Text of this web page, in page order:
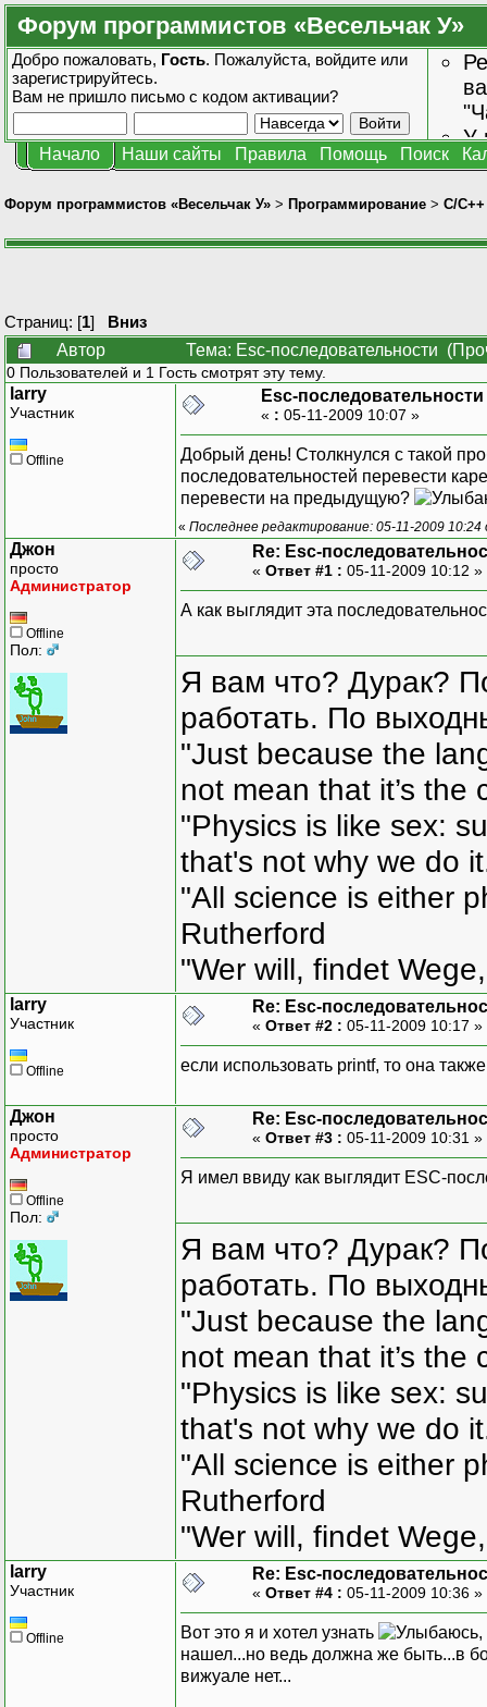
Форум программистов «Весельчак У»
Добро пожаловать, Гость. Пожалуйста, войдите или
зарегистрируйтесь.
Вам не пришло письмо с кодом активации?
У
Начало Наши сайты Правила Помощь Поиск
Форум программистов «Весельчак У» > Программирование > C/C++
Страниц: [1] Вниз
Автор
Тема: Esc-последовательности
0 Пользователей и 1 Гость смотрят эту тему.
larry
Участник
Offline
Esc-последовательности
« : 05-11-2009 10:07 »
Добрый день! Столкнулся с такой
последовательностей перевести
перевести на предыдущую?
« Последнее редактирование: 05-11-2009 10:24
Джон
просто
Администратор
Offline
Пол:
Re: Esc-
« Ответ #1 : 05-11-2009 10:12 »
А как выглядит эта
Я вам что? Дурак?
работать. По
"Just because the
not mean that it’s the
"Physics is like sex:
that's not why we do
"All science is either
Rutherford
"Wer will, findet
larry
Участник
Offline
Re: Esc-
« Ответ #2 : 05-11-2009 10:17 »
если использовать printf, то она
Джон
просто
Администратор
Offline
Пол:
Re: Esc-
« Ответ #3 : 05-11-2009 10:31 »
Я имел ввиду как выглядит ESС-
Я вам что? Дурак?
работать. По
"Just because the
not mean that it’s the
"Physics is like sex:
that's not why we do
"All science is either
Rutherford
"Wer will, findet
larry
Участник
Offline
Re: Esc-
« Ответ #4 : 05-11-2009 10:36 »
Вот это я и хотел узнать
,
нашел...но ведь должна же быть...в
вижуале нет...